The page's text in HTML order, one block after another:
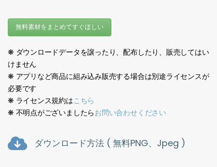
無料素材をまとめてすぐほしい
❋ ダウンロードデータを譲ったり、配布したり、販売してはい
けません
❋ アプリなど商品に組み込み販売する場合は別途ライセンスが
必要です
❋ ライセンス規約はこちら
❋ 不明点がございましたらお問い合わせください
ダウンロード方法 ( 無料PNG、Jpeg )